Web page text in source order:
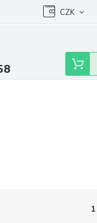
osobních údajů
CZK
1